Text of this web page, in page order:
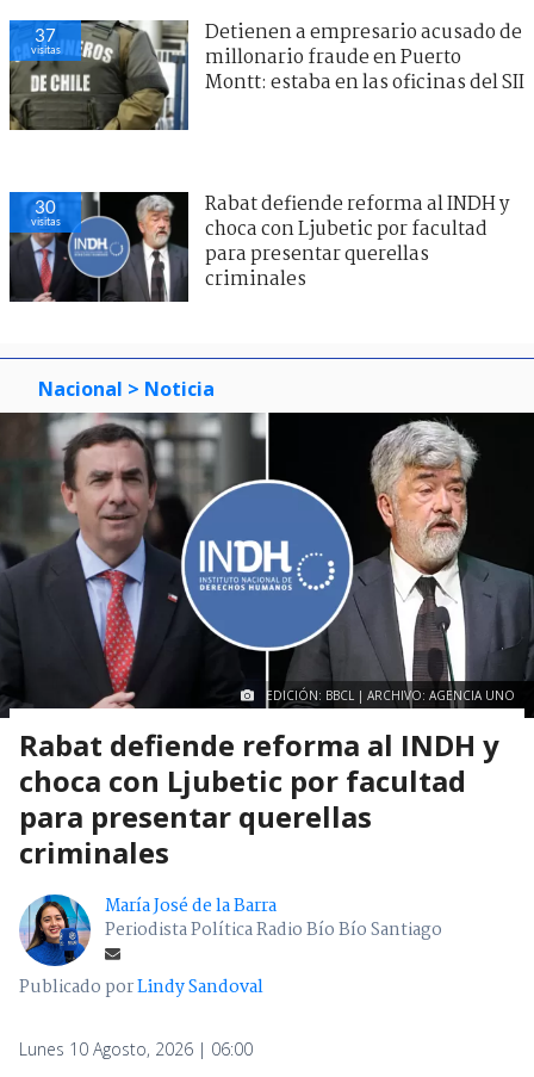
37
visitas
Detienen a empresario acusado de
millonario fraude en Puerto
Montt: estaba en las oficinas del SII
30
visitas
Rabat defiende reforma al INDH y
choca con Ljubetic por facultad
para presentar querellas
criminales
Nacional > Noticia
EDICIÓN: BBCL | ARCHIVO: AGENCIA UNO
Rabat defiende reforma al INDH y
choca con Ljubetic por facultad
para presentar querellas
criminales
María José de la Barra
Periodista Política Radio Bío Bío Santiago
Publicado porLindy Sandoval
Lunes 10 Agosto, 2026 | 06:00